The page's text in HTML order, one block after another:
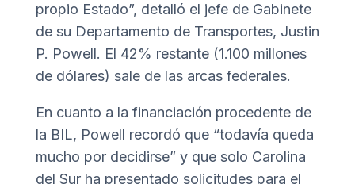
propio Estado”, detalló el jefe de Gabinete
de su Departamento de Transportes, Justin
P. Powell. El 42% restante (1.100 millones
de dólares) sale de las arcas federales.
En cuanto a la financiación procedente de
la BIL, Powell recordó que “todavía queda
mucho por decidirse” y que solo Carolina
del Sur ha presentado solicitudes para el